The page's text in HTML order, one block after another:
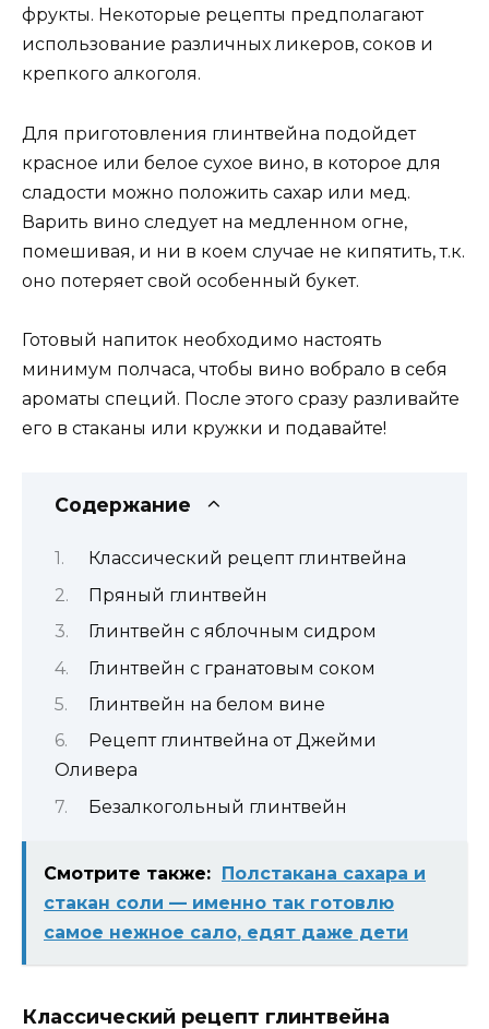
фрукты. Некоторые рецепты предполагают
использование различных ликеров, соков и
крепкого алкоголя.
Для приготовления глинтвейна подойдет
красное или белое сухое вино, в которое для
сладости можно положить сахар или мед.
Варить вино следует на медленном огне,
помешивая, и ни в коем случае не кипятить, т.к.
оно потеряет свой особенный букет.
Готовый напиток необходимо настоять
минимум полчаса, чтобы вино вобрало в себя
ароматы специй. После этого сразу разливайте
его в стаканы или кружки и подавайте!
Содержание
Классический рецепт глинтвейна
Пряный глинтвейн
Глинтвейн с яблочным сидром
Глинтвейн с гранатовым соком
Глинтвейн на белом вине
Рецепт глинтвейна от Джейми
Оливера
Безалкогольный глинтвейн
Смотрите также: Полстакана сахара и
стакан соли — именно так готовлю
самое нежное сало, едят даже дети
Классический рецепт глинтвейна